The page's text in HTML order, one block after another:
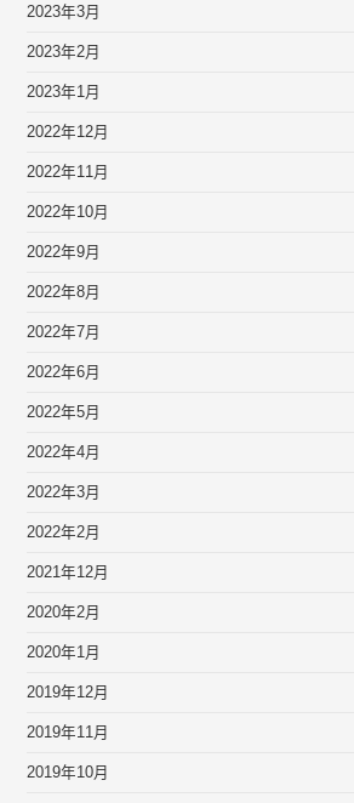
2023年3月
2023年2月
2023年1月
2022年12月
2022年11月
2022年10月
2022年9月
2022年8月
2022年7月
2022年6月
2022年5月
2022年4月
2022年3月
2022年2月
2021年12月
2020年2月
2020年1月
2019年12月
2019年11月
2019年10月